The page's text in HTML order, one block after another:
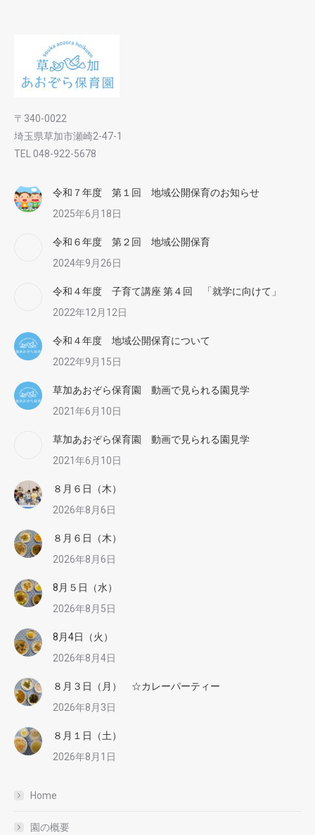
〒340-0022
埼玉県草加市瀬崎2-47-1
TEL 048-922-5678
令和７年度 第１回 地域公開保育のお知らせ
2025年6月18日
令和６年度 第２回 地域公開保育
2024年9月26日
令和４年度 子育て講座 第４回 「就学に向けて」
2022年12月12日
令和４年度 地域公開保育について
2022年9月15日
草加あおぞら保育園 動画で見られる園見学
2021年6月10日
草加あおぞら保育園 動画で見られる園見学
2021年6月10日
８月６日（木）
2026年8月6日
８月６日（木）
2026年8月6日
8月５日（水）
2026年8月5日
8月4日（火）
2026年8月4日
８月３日（月） ☆カレーパーティー
2026年8月3日
８月１日（土）
2026年8月1日
Home
園の概要